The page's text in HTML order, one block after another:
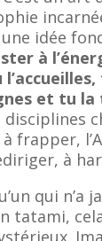
idée
à
et tu
disciplines
frapper,
à
qui n’a
tatami,